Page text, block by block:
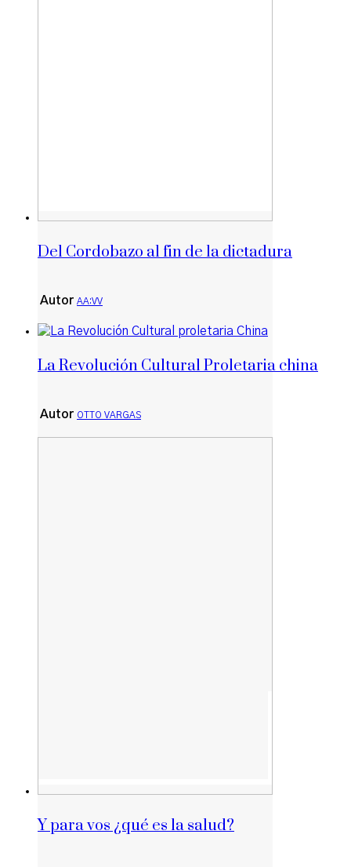
Del Cordobazo al fin de la dictadura
Autor AA:VV
La Revolución Cultural Proletaria china
Autor OTTO VARGAS
Y para vos ¿qué es la salud?